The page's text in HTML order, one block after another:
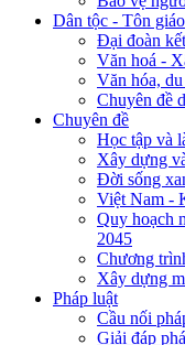
Dân tộc - Tôn giáo
Đại đoàn kết
Văn hoá -
Văn hóa,
Chuyên đề
Chuyên đề
Học tập và
Xây dựng
Đời sống
Việt Nam -
Quy hoạch
2045
Chương
Xây dựng
Pháp luật
Cầu nối
Giải đáp